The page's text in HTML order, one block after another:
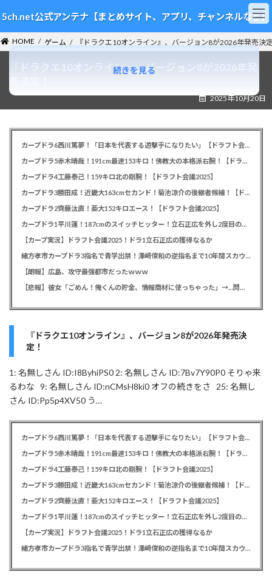
ン
テ
ン
ツ
ビ
ゲ
ー
シ
5ch.net公式アンテナ【まとめサイト、アプリ、チャンネルなど】
HOME ゲーム 『ドラクエ10オンライン』、バージョン8が2026年発売決
『ドラクエ10オンライン』、バージョン8が2026年発
2025年10月20日
カープドラ6西川篤夢！「日本を代表する遊撃手になりたい」【ドラフト会議2025】
カープドラ5赤木晴哉！191cm最速153キロ！佛教大の本格派右腕！【ドラフト会議2025】
カープドラ4工藤泰己！159キロ北の剛腕！【ドラフト会議2025】
カープドラ3勝田成！近畿大163cmセカンド！菊池涼介の後継者候補！【ドラフト会議2025】
カープドラ2齊藤汰直！亜大152キロエース！【ドラフト会議2025】
カープドラ1平川蓮！187cmのスイッチヒッター！立石正広を外し2度目の重複も新井監督がクジを引き当てる！【ドラフト会議2025】
【カープ実況】ドラフト会議2025！ドラ1立石正広の獲得なるか
緒方孝市カープドラ3指名で青学出禁！澤﨑俊和の逆指名まで10年間スカウト出禁
【朗報】広島、攻守最強都市だったｗｗｗ
【悲報】彼女「ごめん！俺くんの貯金、情報商材に使っちゃった」→…問い詰めたらギャン泣きされたんだが俺が悪いのか？
『ドラクエ10オンライン』、バージョン8が2026年発売決
定！
1: 名無しさん ID:I8ByhiPS0 2: 名無しさん ID:7Bv7Y90P0 そりゃ来
るわな 9: 名無しさん ID:nCMsH8ki0 オフの続きをさ 25: 名無し
さん ID:Pp5p4XV50 う…
続きを見る
カープドラ6西川篤夢！「日本を代表する遊撃手になりたい」【ドラフト会議2025】
カープドラ5赤木晴哉！191cm最速153キロ！佛教大の本格派右腕！【ドラフト会議2025】
カープドラ4工藤泰己！159キロ北の剛腕！【ドラフト会議2025】
カープドラ3勝田成！近畿大163cmセカンド！菊池涼介の後継者候補！【ドラフト会議2025】
カープドラ2齊藤汰直！亜大152キロエース！【ドラフト会議2025】
カープドラ1平川蓮！187cmのスイッチヒッター！立石正広を外し2度目の重複も新井監督がクジを引き当てる！【ドラフト会議2025】
【カープ実況】ドラフト会議2025！ドラ1立石正広の獲得なるか
緒方孝市カープドラ3指名で青学出禁！澤﨑俊和の逆指名まで10年間スカウト出禁